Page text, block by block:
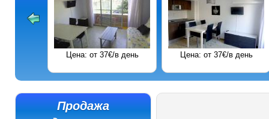
Цена: от 37€/в день Цена: от 37€/в день
Продажа